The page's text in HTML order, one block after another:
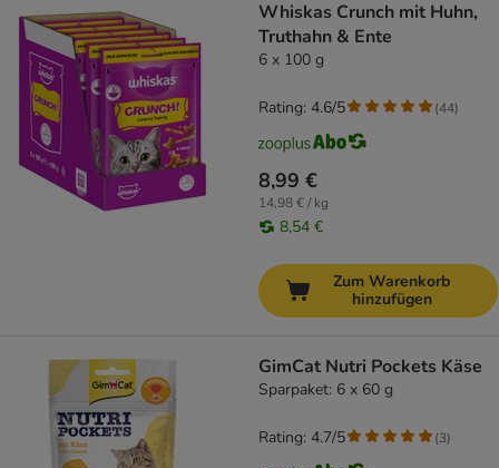
Whiskas Crunch mit Huhn,
Truthahn & Ente
6 x 100 g
8,99 €
14,98 € / kg
8,54 €
Rating: 4.6/5 (44)
Zum Warenkorb
hinzufügen
GimCat Nutri Pockets Käse
Sparpaket: 6 x 60 g
Rating: 4.7/5 (3)